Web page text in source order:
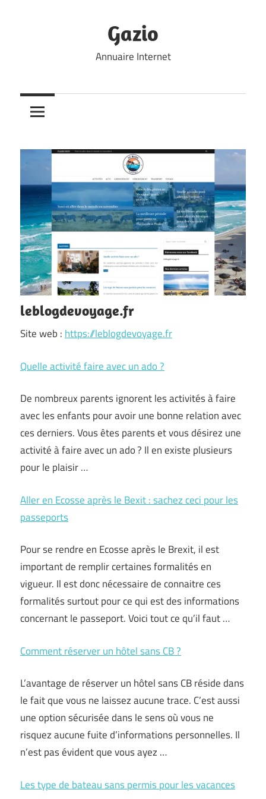
Gazio
Annuaire Internet
leblogdevoyage.fr
Site web : https://leblogdevoyage.fr
Quelle activité faire avec un ado ?
De nombreux parents ignorent les activités à faire
avec les enfants pour avoir une bonne relation avec
ces derniers. Vous êtes parents et vous désirez une
activité à faire avec un ado ? Il en existe plusieurs
pour le plaisir …
Aller en Ecosse après le Bexit : sachez ceci pour les
passeports
Pour se rendre en Ecosse après le Brexit, il est
important de remplir certaines formalités en
vigueur. Il est donc nécessaire de connaitre ces
formalités surtout pour ce qui est des informations
concernant le passeport. Voici tout ce qu’il faut …
Comment réserver un hôtel sans CB ?
L’avantage de réserver un hôtel sans CB réside dans
le fait que vous ne laissez aucune trace. C’est aussi
une option sécurisée dans le sens où vous ne
risquez aucune fuite d’informations personnelles. Il
n’est pas évident que vous ayez …
Les type de bateau sans permis pour les vacances